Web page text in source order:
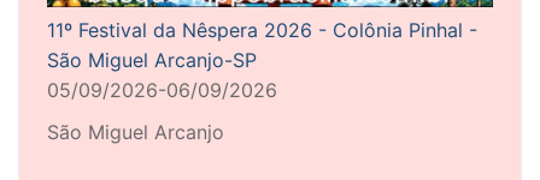
11º Festival da Nêspera 2026 - Colônia Pinhal -
São Miguel Arcanjo-SP
05/09/2026-06/09/2026
São Miguel Arcanjo